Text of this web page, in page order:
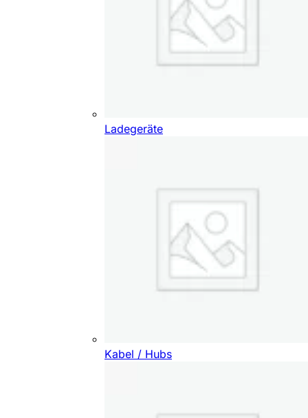
Ladegeräte
Kabel / Hubs